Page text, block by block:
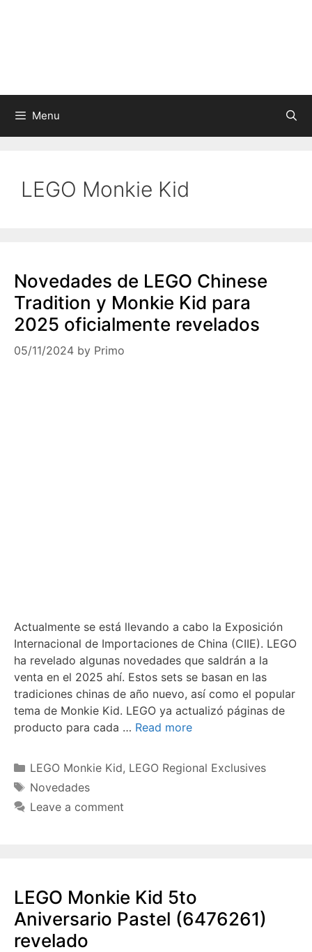
Menu
LEGO Monkie Kid
Novedades de LEGO Chinese
Tradition y Monkie Kid para
2025 oficialmente revelados
05/11/2024 by Primo
Actualmente se está llevando a cabo la Exposición
Internacional de Importaciones de China (CIIE). LEGO
ha revelado algunas novedades que saldrán a la
venta en el 2025 ahí. Estos sets se basan en las
tradiciones chinas de año nuevo, así como el popular
tema de Monkie Kid. LEGO ya actualizó páginas de
producto para cada … Read more
Categories
LEGO Monkie Kid, LEGO Regional Exclusives
Tags
Novedades
Leave a comment
LEGO Monkie Kid 5to
Aniversario Pastel (6476261)
revelado